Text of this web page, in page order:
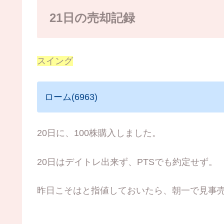
21日の売却記録
スイング
ローム(6963)
20日に、100株購入しました。
20日はデイトレ出来ず、PTSでも約定せず。
昨日こそはと指値しておいたら、朝一で見事